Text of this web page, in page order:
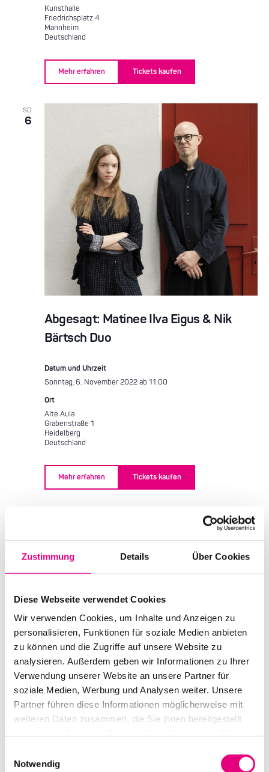
Zustimmung Details Über Cookies
Diese Webseite verwendet Cookies
Wir verwenden Cookies, um Inhalte und Anzeigen zu
personalisieren, Funktionen für soziale Medien anbieten
zu können und die Zugriffe auf unsere Website zu
analysieren. Außerdem geben wir Informationen zu Ihrer
Verwendung unserer Website an unsere Partner für
soziale Medien, Werbung und Analysen weiter. Unsere
Partner führen diese Informationen möglicherweise mit
weiteren Daten zusammen, die Sie ihnen bereitgestellt
Notwendig
Kunsthalle
Friedrichsplatz 4
Mannheim
Deutschland
Mehr erfahren Tickets kaufen
SO.
6
Abgesagt: Matinee Ilva Eigus & Nik
Bärtsch Duo
Datum und Uhrzeit
Sonntag, 6. November 2022 ab 11:00
Ort
Alte Aula
Grabenstraße 1
Heidelberg
Deutschland
Mehr erfahren Tickets kaufen
HARMONY – Bill Frisell
Sonntag, 6. November 2022 ab 20:00